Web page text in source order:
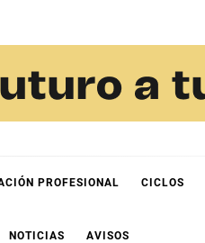
PROFESIONAL CICLOS
NOTICIAS AVISOS